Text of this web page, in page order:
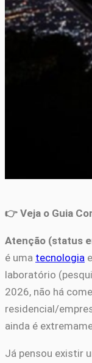
👉 Veja o Guia
Atenção (status
é uma tecnologia
laboratório
2026, não há
residencial/
ainda é
Já pensou existir